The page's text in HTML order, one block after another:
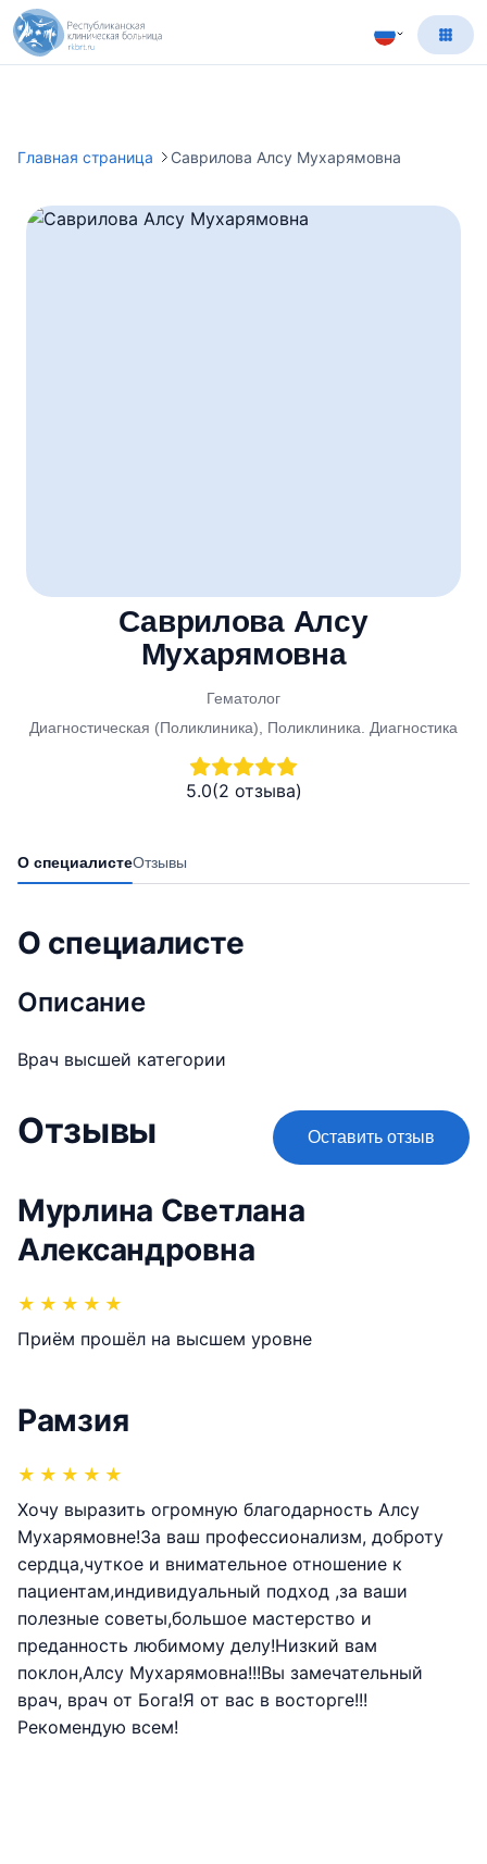
Главная страница Саврилова Алсу Мухарямовна
Саврилова Алсу
Мухарямовна
Гематолог
Диагностическая (Поликлиника), Поликлиника. Диагностика
5.0(2 отзыва)
О специалистеОтзывы
О специалисте
Описание
Врач высшей категории
Отзывы Оставить отзыв
Мурлина Светлана
Александровна
★ ★ ★ ★ ★
Приём прошёл на высшем уровне
Рамзия
★ ★ ★ ★ ★
Хочу выразить огромную благодарность Алсу
Мухарямовне!За ваш профессионализм, доброту
сердца,чуткое и внимательное отношение к
пациентам,индивидуальный подход ,за ваши
полезные советы,большое мастерство и
преданность любимому делу!Низкий вам
поклон,Алсу Мухарямовна!!!Вы замечательный
врач, врач от Бога!Я от вас в восторге!!!
Рекомендую всем!